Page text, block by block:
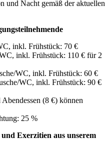
und Nacht gemäß der aktuellen
inkl. Frühstück: 70 €
inkl. Frühstück: 110 € für 2
WC, inkl. Frühstück: 60 €
WC, inkl. Frühstück: 90 €
(8 €) können
25 %
Exerzitien aus unserem